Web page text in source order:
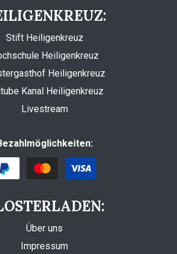
Stift Heiligenkreuz
Heiligenkreuz
Heiligenkreuz
Kanal Heiligenkreuz
Livestream
Über uns
Impressum